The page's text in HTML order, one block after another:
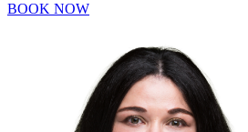
BOOK NOW